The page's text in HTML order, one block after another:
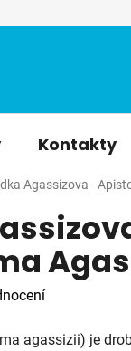
Kontakty
Agassizova -
agassizii) je